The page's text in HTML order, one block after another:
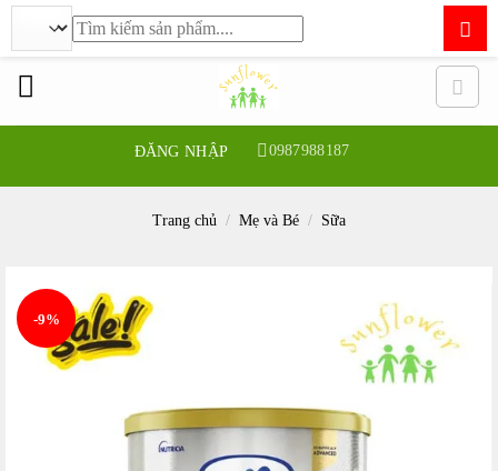
ĐĂNG NHẬP 0987988187
Tìm
kiếm:
Trang chủ / Mẹ và Bé / Sữa
-9%